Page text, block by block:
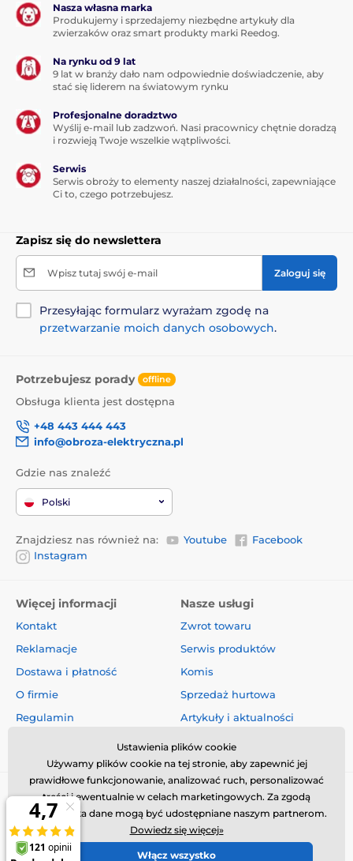
Nasza własna marka
Produkujemy i sprzedajemy niezbędne artykuły dla
zwierzaków oraz smart produkty marki Reedog.
Na rynku od 9 lat
9 lat w branży dało nam odpowiednie doświadczenie, aby
stać się liderem na światowym rynku
Profesjonalne doradztwo
Wyślij e-mail lub zadzwoń. Nasi pracownicy chętnie doradzą
i rozwieją Twoje wszelkie wątpliwości.
Serwis
Serwis obroży to elementy naszej działalności, zapewniające
Ci to, czego potrzebujesz.
Zapisz się do newslettera
Wpisz tutaj swój e-mail Zaloguj się
Przesyłając formularz wyrażam zgodę na
przetwarzanie moich danych osobowych.
Potrzebujesz porady offline
Obsługa klienta jest dostępna
+48 443 444 443
info@obroza-elektryczna.pl
Gdzie nas znaleźć
Polski
Znajdziesz nas również na: Youtube
Facebook
Instagram
Więcej informacji
Kontakt
Reklamacje
Dostawa i płatność
O firmie
Regulamin
Nasze usługi
Zwrot towaru
Serwis produktów
Komis
Sprzedaż hurtowa
Artykuły i aktualności
© 2026 www.obroza-elektryczna.pl ⦁ Utworzono e-sklep
Ustawienia plików cookie
Używamy plików cookie na tej stronie, aby zapewnić jej
prawidłowe funkcjonowanie, analizować ruch, personalizować
treści i ewentualnie w celach marketingowych. Za zgodą
użytkownika dane mogą być udostępniane naszym partnerom.
Dowiedz się więcej»
Włącz wszystko